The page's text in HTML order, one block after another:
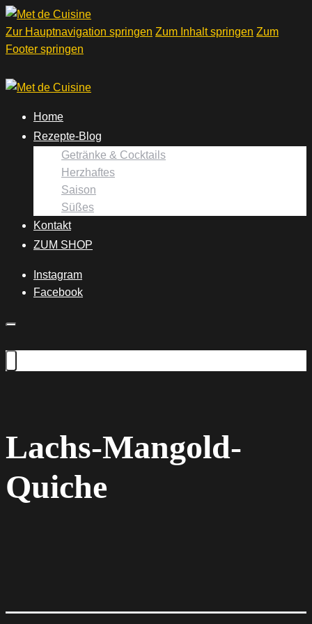
Zur Hauptnavigation springen Zum Inhalt springen Zum
Footer springen
Home
Rezepte-Blog
Getränke & Cocktails
Herzhaftes
Saison
Süßes
Kontakt
ZUM SHOP
Instagram
Facebook
Lachs-Mangold-
Quiche